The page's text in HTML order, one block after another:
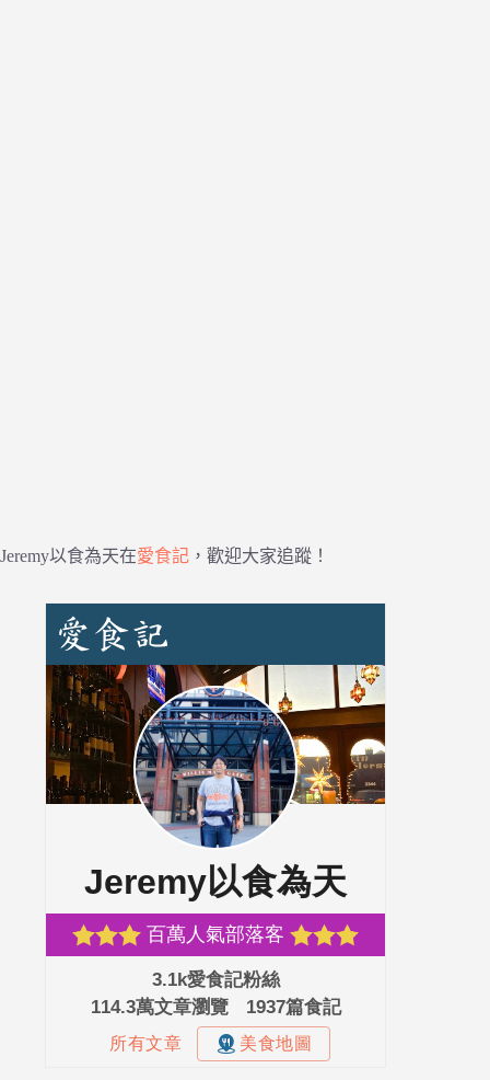
Jeremy以食為天在愛食記 ，歡迎大家追蹤！